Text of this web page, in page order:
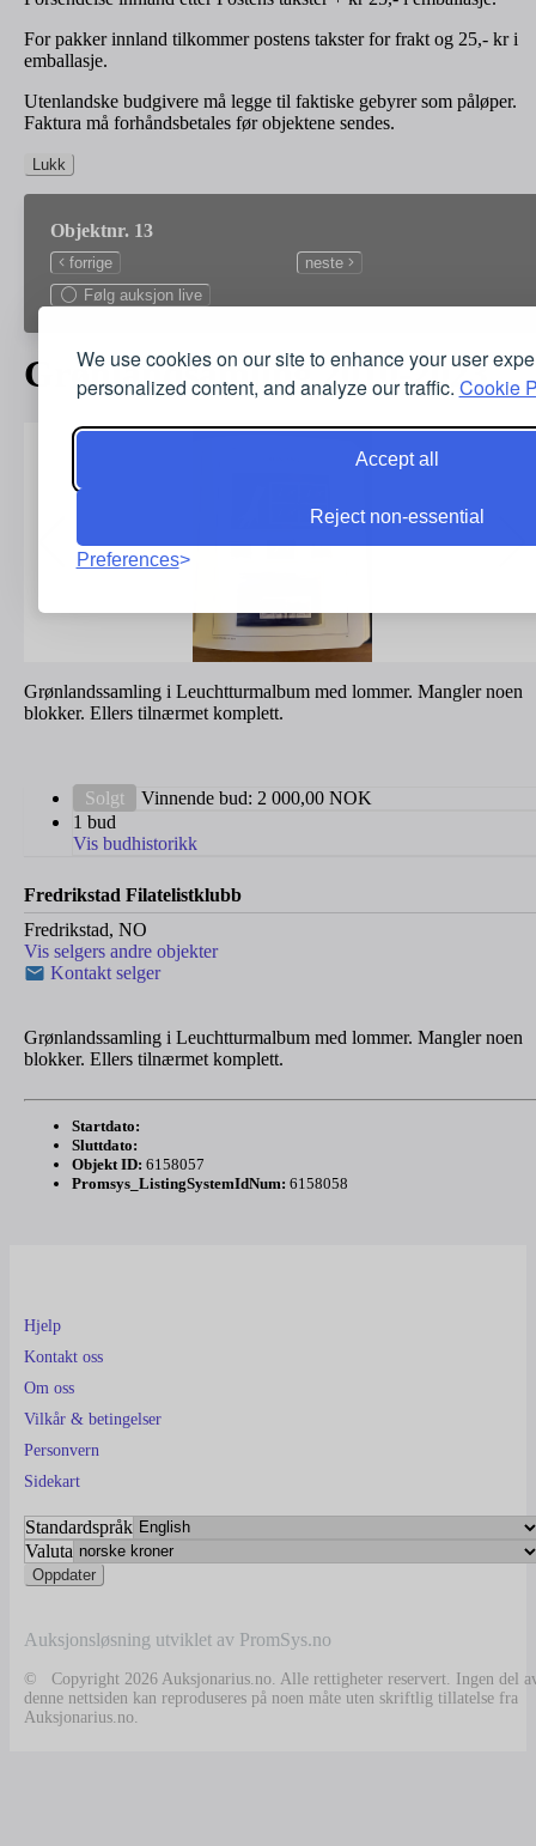
We use cookies on our site to enhance your user
personalized content, and analyze our traffic. Cookie
Accept all
Reject non-essential
Preferences
For pakker innland tilkommer postens takster for frakt og 25,- kr i
emballasje.
Utenlandske budgivere må legge til faktiske gebyrer som påløper.
Faktura må forhåndsbetales før objektene sendes.
Lukk
Objektnr. 13
forrige
neste
Følg auksjon live
Grønlandsamling 2010-2023
Grønlandssamling i Leuchtturmalbum med lommer. Mangler noen
blokker. Ellers tilnærmet komplett.
Solgt Vinnende bud: 2 000,00 NOK
1 bud
Vis budhistorikk
Fredrikstad Filatelistklubb
Fredrikstad, NO
Vis selgers andre objekter
Kontakt selger
Grønlandssamling i Leuchtturmalbum med lommer. Mangler noen
blokker. Ellers tilnærmet komplett.
Startdato:
Sluttdato:
Objekt ID: 6158057
Promsys_ListingSystemIdNum: 6158058
Hjelp
Kontakt oss
Om oss
Vilkår & betingelser
Personvern
Sidekart
Standardspråk
Valuta
Auksjonsløsning utviklet av PromSys.no
© Copyright 2026 Auksjonarius.no. Alle rettigheter reservert. Ingen del
denne nettsiden kan reproduseres på noen måte uten skriftlig tillatelse fra
Auksjonarius.no.